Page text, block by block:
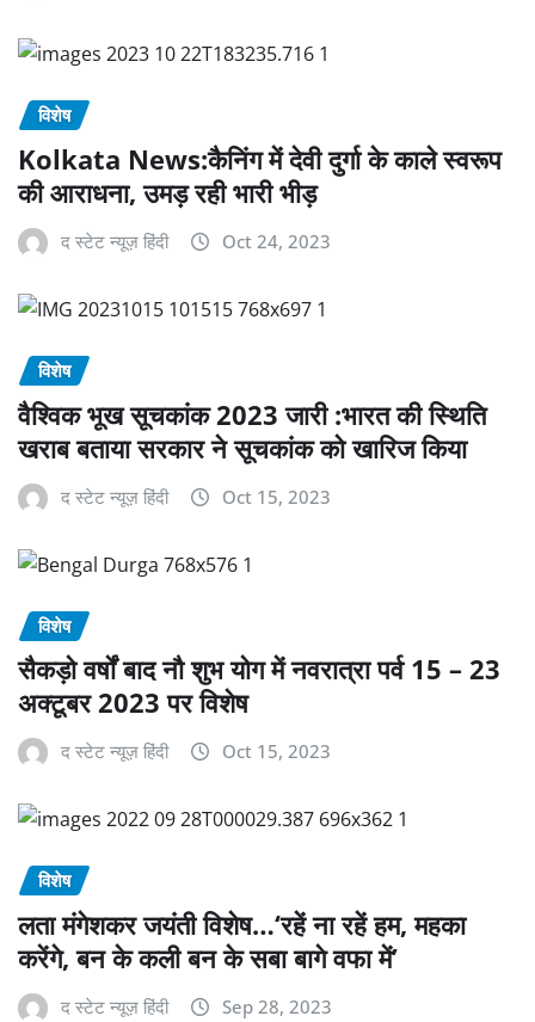
विशेष
Kolkata News:कैनिंग में देवी दुर्गा के काले स्वरूप
की आराधना, उमड़ रही भारी भीड़
द स्टेट न्यूज़ हिंदी Oct 24, 2023
विशेष
वैश्विक भूख सूचकांक 2023 जारी :भारत की स्थिति
खराब बताया सरकार ने सूचकांक को खारिज किया
द स्टेट न्यूज़ हिंदी Oct 15, 2023
विशेष
सैकड़ो वर्षों बाद नौ शुभ योग में नवरात्रा पर्व 15 – 23
अक्टूबर 2023 पर विशेष
द स्टेट न्यूज़ हिंदी Oct 15, 2023
विशेष
लता मंगेशकर जयंती विशेष…‘रहें ना रहें हम, महका
करेंगे, बन के कली बन के सबा बागे वफा में’
द स्टेट न्यूज़ हिंदी Sep 28, 2023